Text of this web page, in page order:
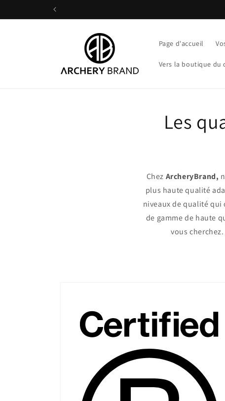
au
Page d'accueil
Vers la boutique du
Les
Chez ArcheryBrand,
plus haute qualité
niveaux de qualité
de gamme de haute
vous